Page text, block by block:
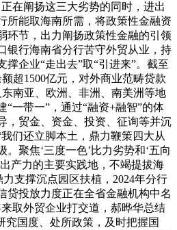
在阐扬这三大劣势的同时，进出
所能取海南所需，将政策性金融资
环节，出力阐扬政策性金融的引领
银行海南省分行苦守外贸从业，持
撑企业“走出去”取“引进来”。截至
超1500亿元，对外商业范畴贷款
南亚、欧洲、非洲、南美洲等地
“一带一”，通过“融资+融智”的体
，贸金、资金、投资、征询等并沉
们还立脚本土，鼎力鞭策四大从
聚焦‘三度一色’比力劣势和‘五向
产力的主要实践地，不竭提拔海
力支撑沉点园区扶植，2024年分行
贷投放力度正在全省金融机构中名
取外贸企业打交道，郝晔华总结
究国度、处所政策，及时把握国